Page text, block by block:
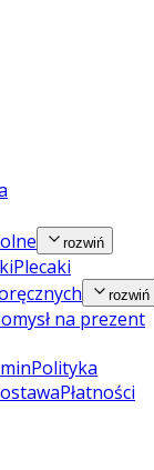
rozwiń
Plecaki
rozwiń
na prezent
Polityka
Płatności